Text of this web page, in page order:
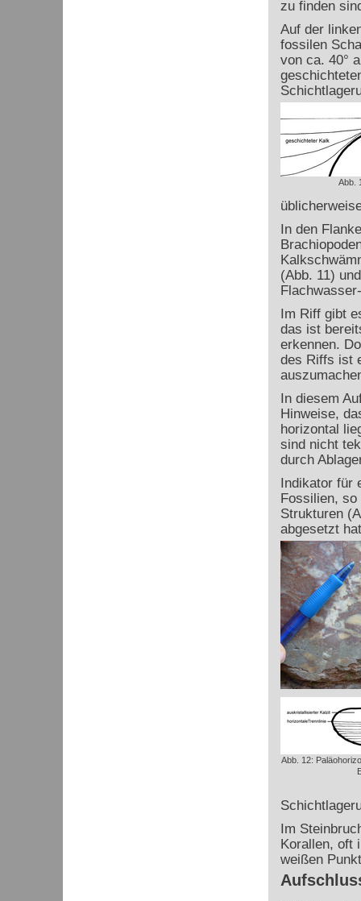
zu finden
Auf der
fossilen
von ca. 40°
Abb.
In den
(Abb. 11)
Im Riff gibt
das ist
erkennen.
des Riffs ist
In diesem
Hinweise,
horizontal
sind nicht
durch
Indikator für
Fossilien, so
Strukturen
abgesetzt
Abb. 12:
Im
Korallen, oft
weißen